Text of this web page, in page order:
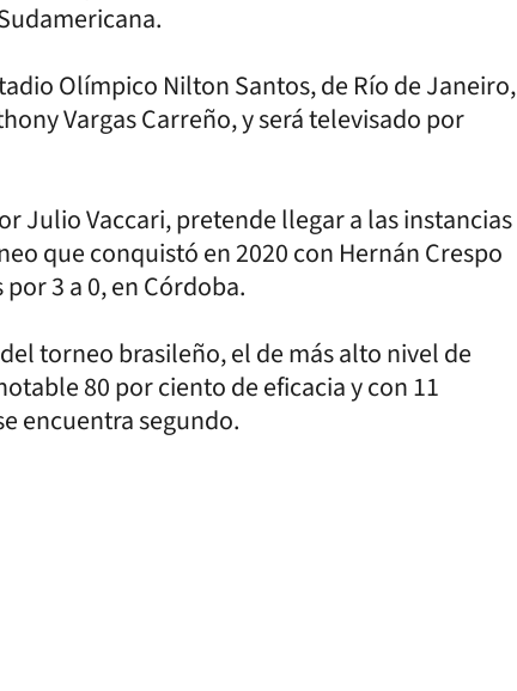
Olímpico Nilton Santos, de Río de Janeiro,
Vargas Carreño, y será televisado por
Julio Vaccari, pretende llegar a las instancias
que conquistó en 2020 con Hernán Crespo
3 a 0, en Córdoba.
torneo brasileño, el de más alto nivel de
80 por ciento de eficacia y con 11
encuentra segundo.